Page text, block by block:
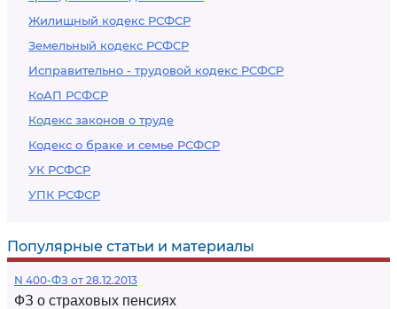
Жилищный кодекс РСФСР
Земельный кодекс РСФСР
Исправительно - трудовой кодекс РСФСР
КоАП РСФСР
Кодекс законов о труде
Кодекс о браке и семье РСФСР
УК РСФСР
УПК РСФСР
Популярные статьи и материалы
N 400-ФЗ от 28.12.2013
ФЗ о страховых пенсиях